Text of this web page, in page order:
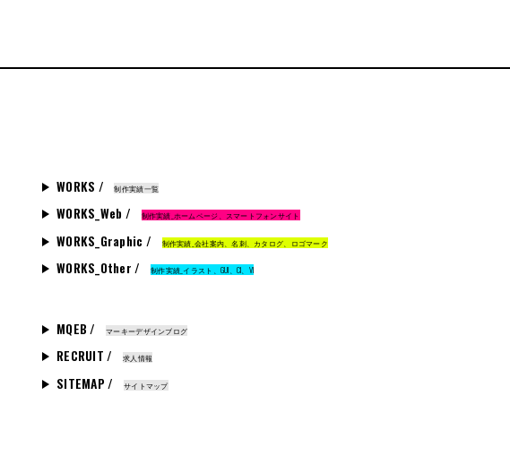
WORKS / 制作実績一覧
WORKS_Web / 制作実績_ホームページ、スマートフォンサイト
WORKS_Graphic / 制作実績_会社案内、名刺、カタログ、ロゴマーク
WORKS_Other / 制作実績_イラスト、GUI、CI、VI
MQEB / マーキーデザインブログ
RECRUIT / 求人情報
SITEMAP / サイトマップ